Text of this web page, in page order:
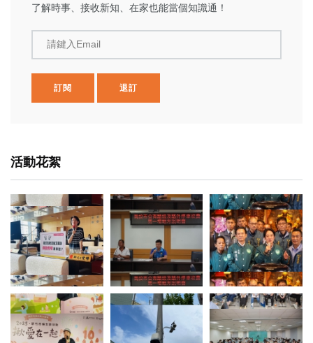
了解時事、接收新知、在家也能當個知識通！
請鍵入Email
訂閱 退訂
活動花絮